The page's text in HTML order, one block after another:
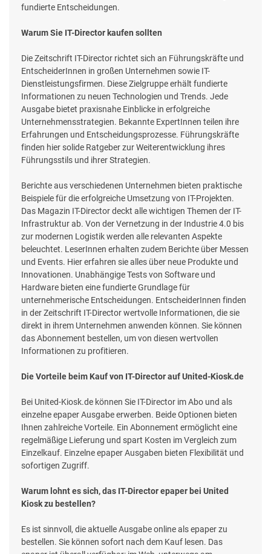
fundierte Entscheidungen.
Warum Sie IT-Director kaufen sollten
Die Zeitschrift IT-Director richtet sich an Führungskräfte und
EntscheiderInnen in großen Unternehmen sowie IT-
Dienstleistungsfirmen. Diese Zielgruppe erhält fundierte
Informationen zu neuen Technologien und Trends. Jede
Ausgabe bietet praxisnahe Einblicke in erfolgreiche
Unternehmensstrategien. Bekannte ExpertInnen teilen ihre
Erfahrungen und Entscheidungsprozesse. Führungskräfte
finden hier solide Ratgeber zur Weiterentwicklung ihres
Führungsstils und ihrer Strategien.
Berichte aus verschiedenen Unternehmen bieten praktische
Beispiele für die erfolgreiche Umsetzung von IT-Projekten.
Das Magazin IT-Director deckt alle wichtigen Themen der IT-
Infrastruktur ab. Von der Vernetzung in der Industrie 4.0 bis
zur modernen Logistik werden alle relevanten Aspekte
beleuchtet. LeserInnen erhalten zudem Berichte über Messen
und Events. Hier erfahren sie alles über neue Produkte und
Innovationen. Unabhängige Tests von Software und
Hardware bieten eine fundierte Grundlage für
unternehmerische Entscheidungen. EntscheiderInnen finden
in der Zeitschrift IT-Director wertvolle Informationen, die sie
direkt in ihrem Unternehmen anwenden können. Sie können
das Abonnement bestellen, um von diesen wertvollen
Informationen zu profitieren.
Die Vorteile beim Kauf von IT-Director auf United-Kiosk.de
Bei United-Kiosk.de können Sie IT-Director im Abo und als
einzelne epaper Ausgabe erwerben. Beide Optionen bieten
Ihnen zahlreiche Vorteile. Ein Abonnement ermöglicht eine
regelmäßige Lieferung und spart Kosten im Vergleich zum
Einzelkauf. Einzelne epaper Ausgaben bieten Flexibilität und
sofortigen Zugriff.
Warum lohnt es sich, das IT-Director epaper bei United
Kiosk zu bestellen?
Es ist sinnvoll, die aktuelle Ausgabe online als epaper zu
bestellen. Sie können sofort nach dem Kauf lesen. Das